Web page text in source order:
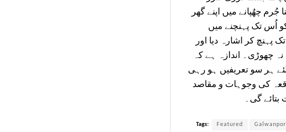
چھُپانے میں اپنے گھر
کو اُس تک پہنچنے میں
پہنچ کر اشارہ دیا اور
چھوڑی۔ اندازہ ہے کہ
ہر سو تعریفیں ہو رہی
کی وجوہات و مقاصد
بتائے گی۔
Tags: Featured